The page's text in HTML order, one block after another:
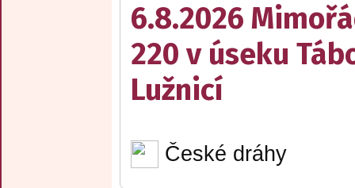
6.8.2026
220 v úseku
Lužnicí
České dráhy